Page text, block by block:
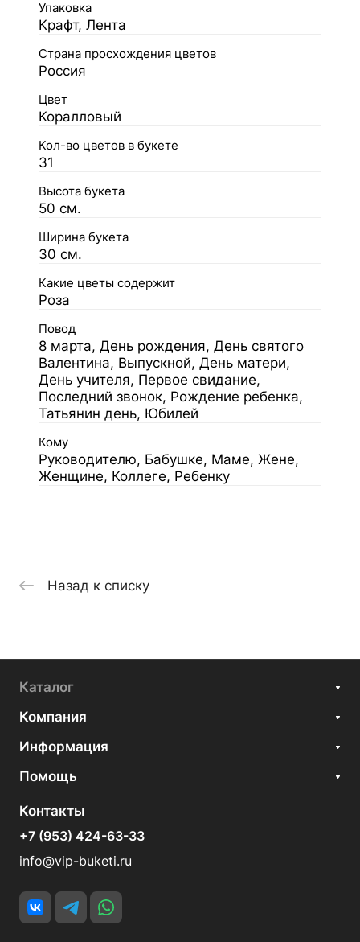
Упаковка
Крафт, Лента
Страна просхождения цветов
Россия
Цвет
Коралловый
Кол-во цветов в букете
31
Высота букета
50 см.
Ширина букета
30 см.
Какие цветы содержит
Роза
Повод
8 марта, День рождения, День святого
Валентина, Выпускной, День матери,
День учителя, Первое свидание,
Последний звонок, Рождение ребенка,
Татьянин день, Юбилей
Кому
Руководителю, Бабушке, Маме, Жене,
Женщине, Коллеге, Ребенку
Назад к списку
Каталог
Компания
Информация
Помощь
Контакты
+7 (953) 424-63-33
info@vip-buketi.ru